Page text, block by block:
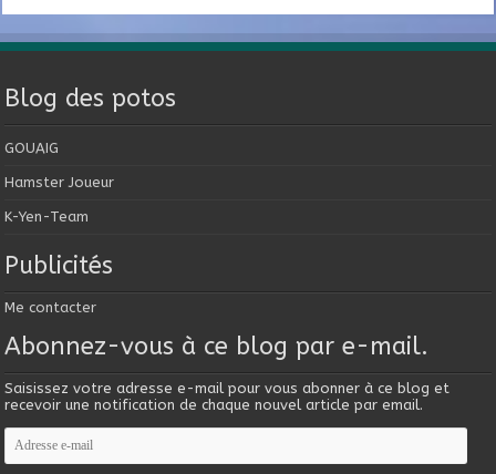
Blog des potos
GOUAIG
Hamster Joueur
K-Yen-Team
Publicités
Me contacter
Abonnez-vous à ce blog par e-mail.
Saisissez votre adresse e-mail pour vous abonner à ce blog et
recevoir une notification de chaque nouvel article par email.
Adresse
e-
mail